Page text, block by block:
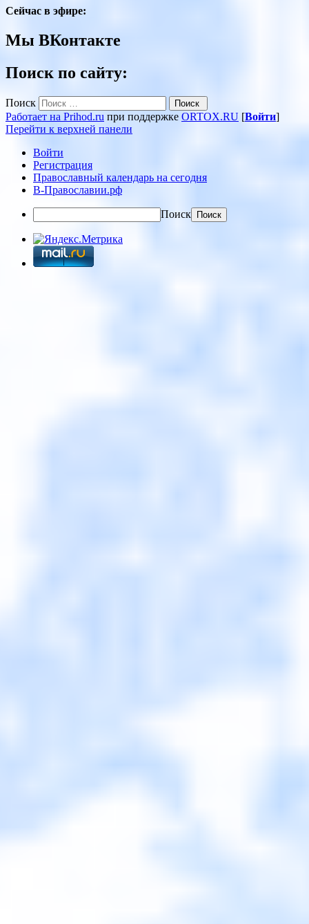
Сейчас в эфире:
Мы ВКонтакте
Поиск по сайту:
Поиск
Работает на Prihod.ru при поддержке ORTOX.RU [Войти]
Перейти к верхней панели
Войти
Регистрация
Православный календарь на сегодня
В-Православии.рф
Поиск